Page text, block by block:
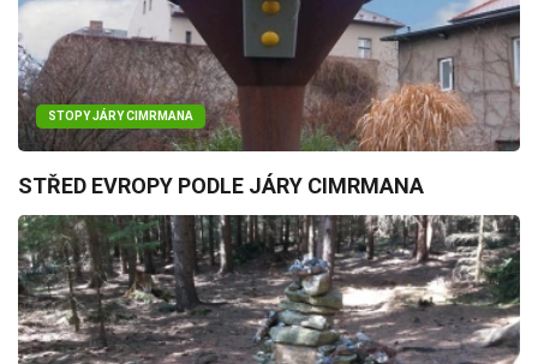
STOPY JÁRY CIMRMANA
STŘED EVROPY PODLE JÁRY CIMRMANA